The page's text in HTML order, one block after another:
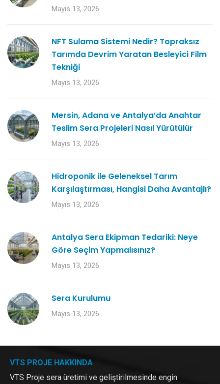
Mayıs 13, 2026
NFT Sulama Sistemi Nedir? Topraksız
Tarımda Devrim Yaratan Besleyici Film
Tekniği
Mayıs 13, 2026
Mersin, Adana ve Antalya’da Anahtar
Teslim Sera Projeleri Nasıl Yürütülür
Mayıs 13, 2026
Hidroponik ile Geleneksel Tarım
Karşılaştırması, Hangisi Daha Avantajlı?
Mayıs 13, 2026
Antalya Sera Ekipman Tedariki: Neye
Göre Seçim Yapmalısınız?
Mayıs 13, 2026
Sera Kurulumu
Mayıs 13, 2026
VTS PROJE HAKKINDA
VTS Proje sera üretimi ve geliştirilmesinde engin